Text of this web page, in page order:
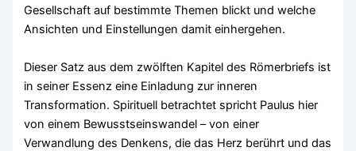
Gesellschaft auf bestimmte Themen blickt und welche
Ansichten und Einstellungen damit einhergehen.
Dieser Satz aus dem zwölften Kapitel des Römerbriefs ist
in seiner Essenz eine Einladung zur inneren
Transformation. Spirituell betrachtet spricht Paulus hier
von einem Bewusstseinswandel – von einer
Verwandlung des Denkens, die das Herz berührt und das